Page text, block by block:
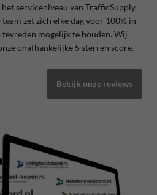
serviceniveau van TrafficSupply.
zet zich elke dag voor 100% in
mogelijk te houden. Wij
onafhankelijke 5 sterren score.
Bekijk onze reviews